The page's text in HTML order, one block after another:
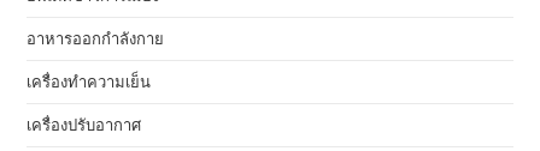
อาหารออกกําลังกาย
เครื่องทำความเย็น
เครื่องปรับอากาศ